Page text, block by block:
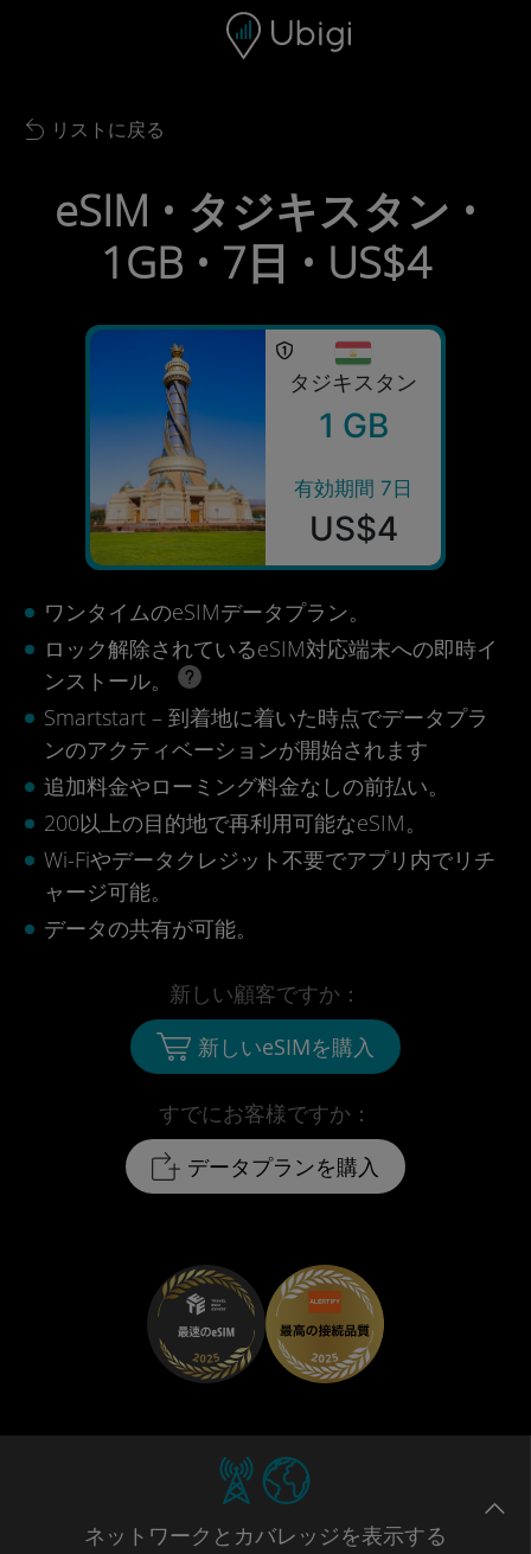
ナビゲーションバー フッター
Back to list
リストに戻る
eSIM • タジキスタン •
1GB • 7日 • US$4
タジキスタン
1 GB
有効期間 7日
US$4
ワンタイムのeSIMデータプラン。
ロック解除されているeSIM対応端末への即時イ
ンストール。
Smartstart – 到着地に着いた時点でデータプラ
ンのアクティベーションが開始されます
追加料金やローミング料金なしの前払い。
200以上の目的地で再利用可能なeSIM。
Wi-Fiやデータクレジット不要でアプリ内でリチ
ャージ可能。
データの共有が可能。
すでにお客様ですか：
データプランを購入
新しい顧客ですか：
新しいeSIMを購入
ネットワークとカバレッジを表示する